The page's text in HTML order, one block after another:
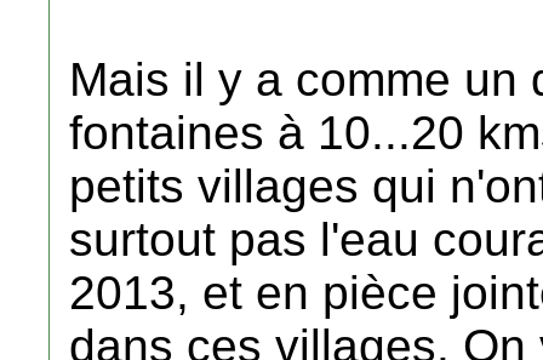
Mais il y a comme un
fontaines à 10...20
petits villages qui
surtout pas l'eau
2013, et en pièce
dans ces villages.